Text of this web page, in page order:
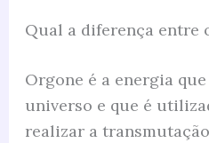
Qual a diferença entre
Orgone é a energia
universo e que é
realizar a